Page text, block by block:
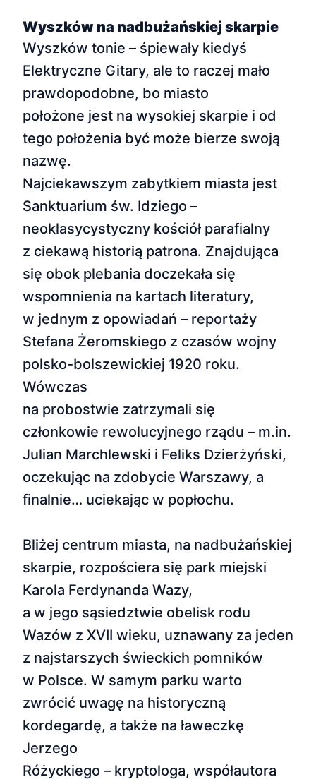
Wyszków na nadbużańskiej skarpie
Wyszków tonie – śpiewały kiedyś
Elektryczne Gitary, ale to raczej mało
prawdopodobne, bo miasto
położone jest na wysokiej skarpie i od
tego położenia być może bierze swoją
nazwę.
Najciekawszym zabytkiem miasta jest
Sanktuarium św. Idziego –
neoklasycystyczny kościół parafialny
z ciekawą historią patrona. Znajdująca
się obok plebania doczekała się
wspomnienia na kartach literatury,
w jednym z opowiadań – reportaży
Stefana Żeromskiego z czasów wojny
polsko-bolszewickiej 1920 roku.
Wówczas
na probostwie zatrzymali się
członkowie rewolucyjnego rządu – m.in.
Julian Marchlewski i Feliks Dzierżyński,
oczekując na zdobycie Warszawy, a
finalnie… uciekając w popłochu.
Bliżej centrum miasta, na nadbużańskiej
skarpie, rozpościera się park miejski
Karola Ferdynanda Wazy,
a w jego sąsiedztwie obelisk rodu
Wazów z XVII wieku, uznawany za jeden
z najstarszych świeckich pomników
w Polsce. W samym parku warto
zwrócić uwagę na historyczną
kordegardę, a także na ławeczkę
Jerzego
Różyckiego – kryptologa, współautora